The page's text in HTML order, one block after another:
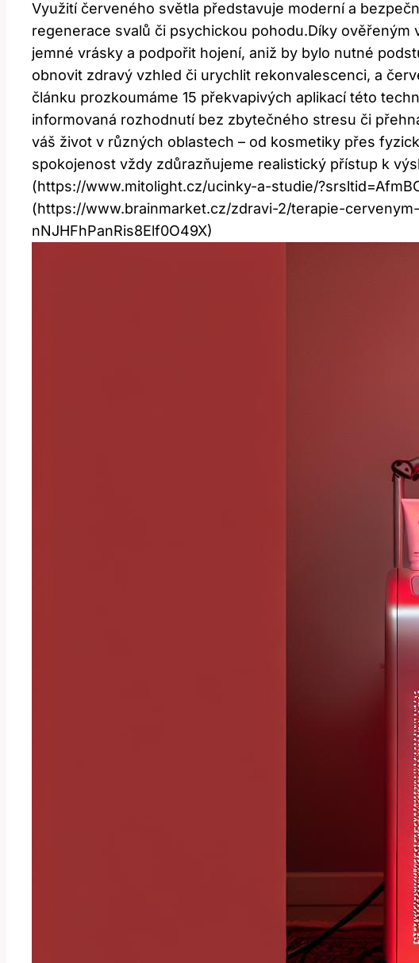
Využití červeného světla představuje moderní a
regenerace svalů či psychickou pohodu.Díky
jemné vrásky a podpořit hojení, aniž by bylo nutné
obnovit zdravý vzhled či urychlit rekonvalescenci, a
článku prozkoumáme 15 překvapivých aplikací této
informovaná rozhodnutí bez zbytečného stresu či
váš život v různých oblastech – od kosmetiky přes
spokojenost vždy zdůrazňujeme realistický přístup k
(https://www.mitolight.cz/ucinky-a-studie/
(https://www.brainmarket.cz/zdravi-2/terapie-
nNJHFhPanRis8Elf0O49X)